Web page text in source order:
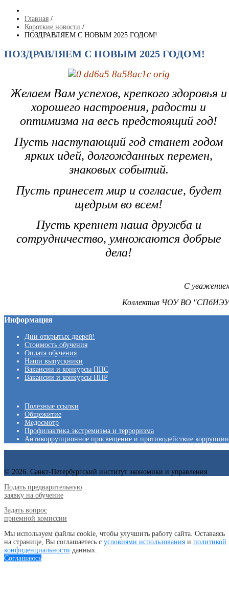
Главная /
Короткие новости /
ПОЗДРАВЛЯЕМ С НОВЫМ 2025 ГОДОМ!
ПОЗДРАВЛЯЕМ С НОВЫМ 2025 ГОДОМ!
Желаем Вам успехов, крепкого здоровья и
хорошего настроения, радости и
оптимизма на весь предстоящий год!
Пусть наступающий год станет годом
ярких идей, долгожданных перемен,
знаковых событий.
Пусть принесет мир и согласие, будет
щедрым во всем!
Пусть крепнет наша дружба и
сотрудничество, умножаются добрые
дела!
С
Коллектив ЧОУ ВО
Информация
Дни открытых дверей!
Стоимость обучения
Оплата обучения
Наши выпускники
Вакансии и конкурсы ППС
Вакансии и конкурсы НПР
Полезные ссылки
Общежитие
Медосмотр
Профилактика экстремизма и терроризма
Антикоррупционное просвещение и противодействие коррупции
© 2026. Санкт-Петербургский институт экономики и управления
Подать предварительную
заявку на обучение
Задать вопрос
приемной комиссии
Мы используем файлы cookie, чтобы улучшить работу сайта. Оставаясь
на странице, Вы соглашаетесь с условиями использования и политикой
конфиденциальности данных.
Соглашаюсь